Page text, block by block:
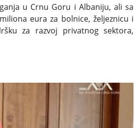
u Crnu Goru i Albaniju, ali sa
eura za bolnice, željeznicu i
za razvoj privatnog sektora,